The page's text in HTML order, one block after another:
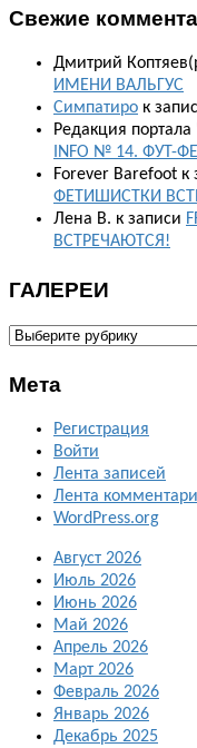
Свежие
Дмитрий
ИМЕНИ ВАЛЬГУС
Симпатиро к
Редакция
INFO № 14. ФУТ-
Forever Barefoot к
ФЕТИШИСТКИ
Лена В. к записи
ВСТРЕЧАЮТСЯ!
ГАЛЕРЕИ
ГАЛЕРЕИ
Мета
Регистрация
Войти
Лента записей
Лента
WordPress.org
Август 2026
Июль 2026
Июнь 2026
Май 2026
Апрель 2026
Март 2026
Февраль 2026
Январь 2026
Декабрь 2025